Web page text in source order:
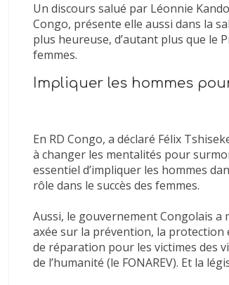
Un discours salué par Léonnie
Congo, présente elle aussi dans la
plus heureuse, d’autant plus que le
femmes.
Impliquer les hommes
En RD Congo, a déclaré Félix
à changer les mentalités pour
essentiel d’impliquer les hommes
rôle dans le succès des femmes.
Aussi, le gouvernement Congolais a
axée sur la prévention, la
de réparation pour les victimes des
de l’humanité (le FONAREV). Et la